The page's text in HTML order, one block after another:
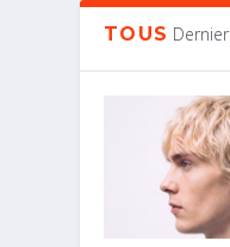
TOUS Dernier